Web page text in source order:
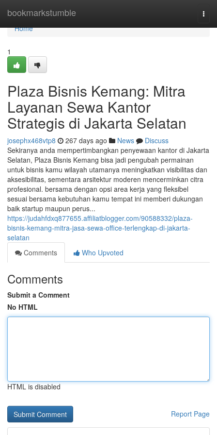
bookmarkstumble
Home
Home
1
Plaza Bisnis Kemang: Mitra
Layanan Sewa Kantor
Strategis di Jakarta Selatan
josephx468vtp8 267 days ago News
Discuss
Sekiranya anda mempertimbangkan penyewaan kantor di Jakarta
Selatan, Plaza Bisnis Kemang bisa jadi pengubah permainan
untuk bisnis kamu wilayah utamanya meningkatkan visibilitas dan
aksesibilitas, sementara arsitektur moderen mencerminkan citra
profesional. bersama dengan opsi area kerja yang fleksibel
sesuai bersama kebutuhan kamu tempat ini memberi dukungan
baik startup maupun perus...
https://judahfdxq877655.affiliatblogger.com/90588332/plaza-
bisnis-kemang-mitra-jasa-sewa-office-terlengkap-di-jakarta-
selatan
Comments
Who Upvoted
Comments
Submit a Comment
No HTML
HTML is disabled
Report Page